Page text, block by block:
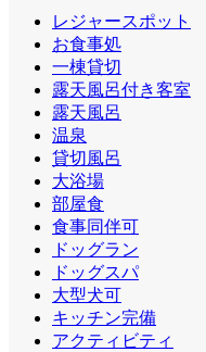
レジャースポット
お食事処
一棟貸切
露天風呂付き客室
露天風呂
温泉
貸切風呂
大浴場
部屋食
食事同伴可
ドッグラン
ドッグスパ
大型犬可
キッチン完備
アクティビティ